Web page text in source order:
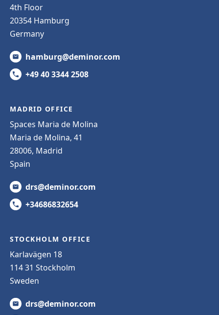
4th Floor
20354 Hamburg
Germany
hamburg@deminor.com
+49 40 3344 2508
MADRID OFFICE
Spaces Maria de Molina
Maria de Molina, 41
28006, Madrid
Spain
drs@deminor.com
+34686832654
STOCKHOLM OFFICE
Karlavägen 18
114 31 Stockholm
Sweden
drs@deminor.com